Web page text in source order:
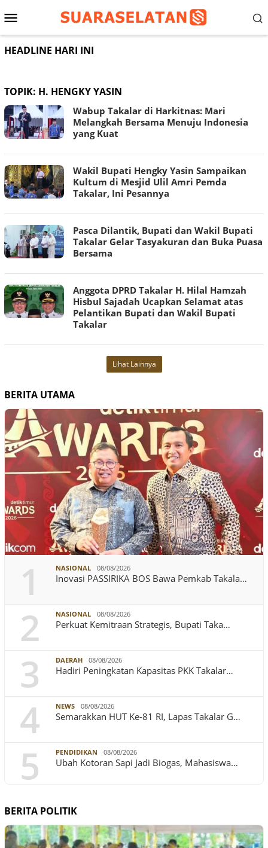
ke
Menu
Mobile
HEADLINE HARI INI
TOPIK: H. HENGKY YASIN
Wabup Takalar di Harkitnas: Mari
Melangkah Bersama Menuju Indonesia
yang Kuat
Wakil Bupati Hengky Yasin Sampaikan
Kultum di Mesjid Ulil Amri Pemda
Takalar, Ini Pesannya
Pasca Dilantik, Bupati dan Wakil Bupati
Takalar Gelar Tasyakuran dan Buka Puasa
Bersama
Anggota DPRD Takalar H. Hilal Hamzah
Hisbul Sajadah Ucapkan Selamat atas
Pelantikan Bupati dan Wakil Bupati
Takalar
Lihat Lainnya
BERITA UTAMA
1 NASIONAL 08/08/2026
Inovasi PASSIRIKA BOS Bawa Pemkab Takala…
2 NASIONAL 08/08/2026
Perkuat Kemitraan Strategis, Bupati Taka…
3 DAERAH 08/08/2026
Hadiri Peningkatan Kapasitas PKK Takalar…
4 NEWS 08/08/2026
Semarakkan HUT Ke-81 RI, Lapas Takalar G…
5 PENDIDIKAN 08/08/2026
Ubah Kotoran Sapi Jadi Biogas, Mahasiswa…
BERITA POLITIK